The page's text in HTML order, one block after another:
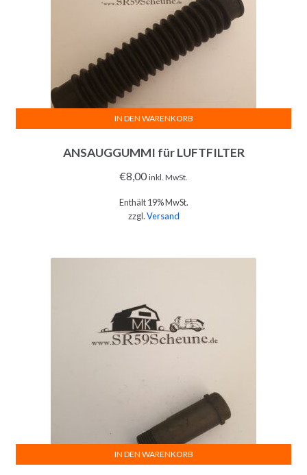
ANSAUGGUMMI für LUFTFILTER
€8,00 inkl. MwSt.
Enthält 19% MwSt.
zzgl.Versand
IN DEN WARENKORB
IN DEN WARENKORB